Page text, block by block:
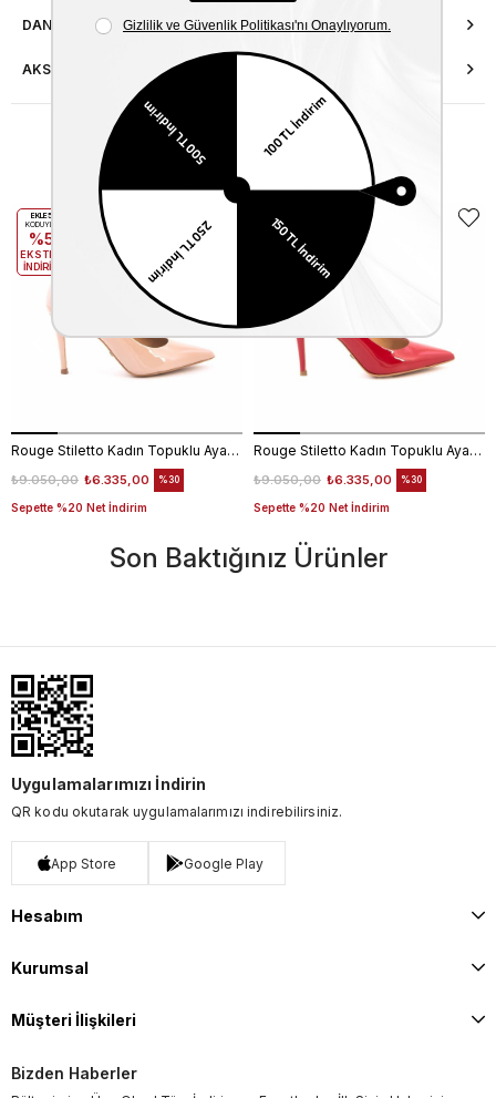
DANIŞMA HATTI
AKSESUAR ONARIMI
Benzer Ürünler
Rouge Stiletto Kadın Topuklu Ayakkabı 4924-02V8
₺6.335,00
₺9.050,00
Sepette %20 Net İndirim
%30
EKLE5
KODUYLA
%5
EKSTRA
İNDİRİM
Rouge Stiletto Kadın Topuklu Ayakkabı 4924-02V8
₺6.335,00
₺9.050,00
Sepette %20 Net İndirim
%30
KODUYLA
%5
EKSTRA
Son Baktığınız Ürünler
Uygulamalarımızı İndirin
QR kodu okutarak uygulamalarımızı indirebilirsiniz.
App Store Google Play
Hesabım
Kurumsal
Müşteri İlişkileri
Bizden Haberler